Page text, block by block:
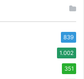
839
1.002
351